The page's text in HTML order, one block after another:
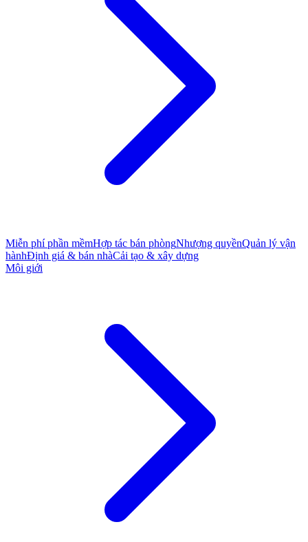
Miễn phí phần mềmHợp tác bán phòngNhượng quyềnQuản lý vận
hànhĐịnh giá & bán nhàCải tạo & xây dựng
Môi giới